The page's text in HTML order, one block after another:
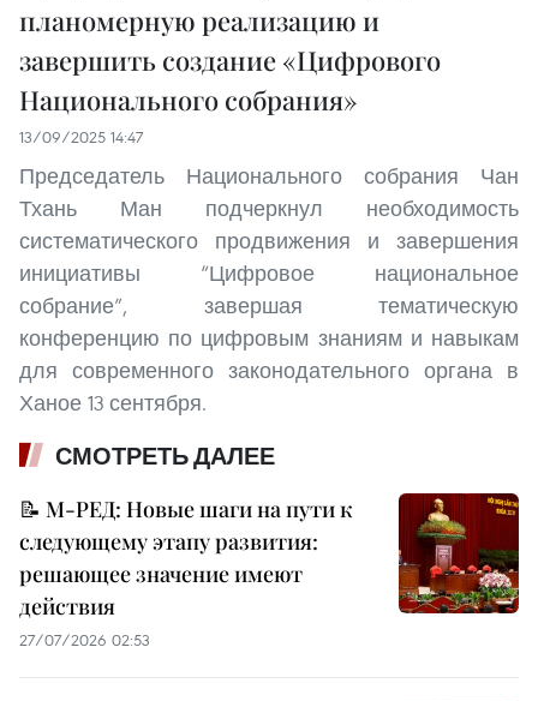
планомерную реализацию и
завершить создание «Цифрового
Национального собрания»
13/09/2025 14:47
Председатель Национального собрания Чан
Тхань Ман подчеркнул необходимость
систематического продвижения и завершения
инициативы “Цифровое национальное
собрание”, завершая тематическую
конференцию по цифровым знаниям и навыкам
для современного законодательного органа в
Ханое 13 сентября.
СМОТРЕТЬ ДАЛЕЕ
📝 М-РЕД: Новые шаги на пути к
следующему этапу развития:
решающее значение имеют
действия
27/07/2026 02:53